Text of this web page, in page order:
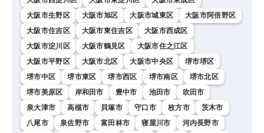
大阪市生野区
大阪市旭区 大阪市城東区
大阪市阿倍野区
大阪市住吉区
大阪市東住吉区
大阪市西成区
大阪市淀川区
大阪市鶴見区
大阪市住之江区
大阪市平野区
大阪市北区 大阪市中央区
堺市堺区
堺市中区
堺市東区 堺市西区 堺市南区
堺市北区
堺市美原区
岸和田市 豊中市 池田市
吹田市
泉大津市
高槻市 貝塚市 守口市 枚方市
茨木市
八尾市
泉佐野市 富田林市 寝屋川市
河内長野市